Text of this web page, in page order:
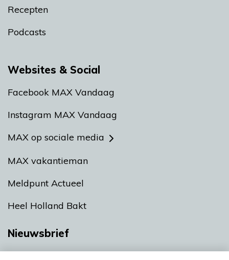
Recepten
Podcasts
Websites & Social
Facebook MAX Vandaag
Instagram MAX Vandaag
MAX op sociale media
MAX vakantieman
Meldpunt Actueel
Heel Holland Bakt
Nieuwsbrief